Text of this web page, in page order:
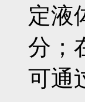
定液
分；
可通